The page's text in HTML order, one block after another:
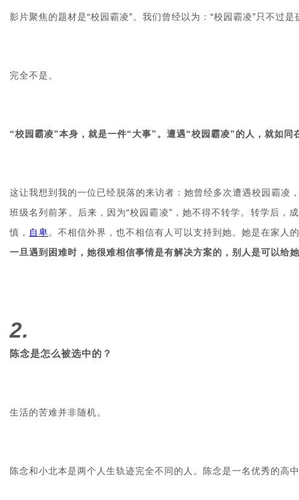
影片聚焦的题材是“校园霸凌”。我们曾经以为：“校园霸凌”只不过
完全不是。
“校园霸凌”本身，就是一件“大事”。 遭遇“校园霸凌”的人，就如同
这让我想到我的一位已经脱落的来访者：她曾经多次遭遇校园霸凌
班级名列前茅。后来，因为“校园霸凌”，她不得不转学。转学后，
慎， 自卑。不相信外界，也不相信有人可以支持到她。她是在家人
一旦遇到困难时，她很难相信事情是有解决方案的，别人是可以给她
2.
陈念是怎么被选中的？
生活的苦难并非随机。
陈念和小北本是两个人生轨迹完全不同的人。陈念是一名优秀的高